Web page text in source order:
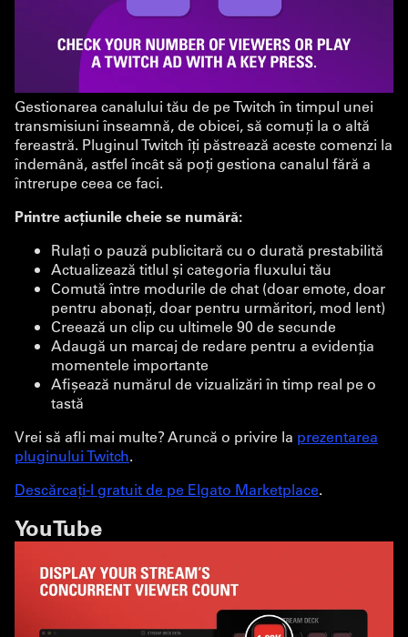
Gestionarea canalului tău de pe Twitch în timpul unei
transmisiuni înseamnă, de obicei, să comuți la o altă
fereastră. Pluginul Twitch îți păstrează aceste comenzi la
îndemână, astfel încât să poți gestiona canalul fără a
întrerupe ceea ce faci.
Printre acțiunile cheie se numără:
Rulați o pauză publicitară cu o durată prestabilită
Actualizează titlul și categoria fluxului tău
Comută între modurile de chat (doar emote, doar
pentru abonați, doar pentru urmăritori, mod lent)
Creează un clip cu ultimele 90 de secunde
Adaugă un marcaj de redare pentru a evidenția
momentele importante
Afișează numărul de vizualizări în timp real pe o
tastă
Vrei să afli mai multe? Aruncă o privire la prezentarea
pluginului Twitch.
Descărcați-l gratuit de pe Elgato Marketplace.
YouTube